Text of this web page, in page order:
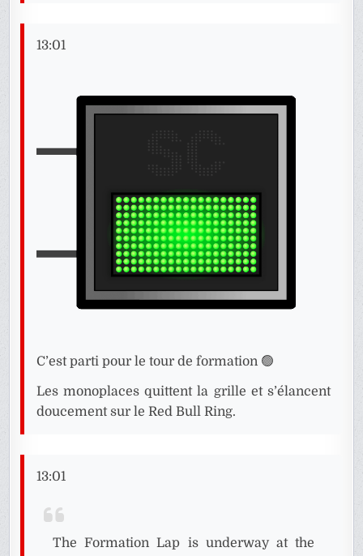
13:01
C’est parti pour le tour de formation 🟢
Les monoplaces quittent la grille et s’élancent
doucement sur le Red Bull Ring.
13:01
The Formation Lap is underway at the